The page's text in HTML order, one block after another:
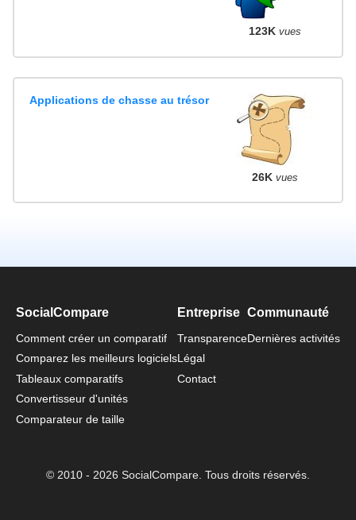
123K vues
Applications de chasse au trésor
26K vues
SocialCompare
Comment créer un comparatif
Comparez les meilleurs logiciels
Tableaux comparatifs
Convertisseur d'unités
Comparateur de taille
Entreprise
Transparence
Légal
Contact
Communauté
Dernières activités
© 2010 - 2026 SocialCompare. Tous droits réservés.